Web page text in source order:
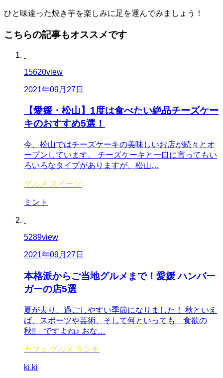
ひと味違った焼き芋を楽しみに足を運んでみましょう！
こちらの記事もオススメです
15620view
2021年09月27日
【愛媛・松山】1度は食べたい絶品チーズケー
キのおすすめ5選！
今、松山ではチーズケーキの美味しいお店が続々とオ
ープンしています。 チーズケーキと一口に言ってもい
ろいろなタイプがありますが、松山…
グルメ スイーツ
ミント
5289view
2021年09月27日
本格派からご当地グルメまで！愛媛 ハンバー
ガーの店5選
夏が去り、過ごしやすい季節になりました！ 秋といえ
ば、スポーツや芸術、そして何といっても「食欲の
秋!!」ですよね♪ おな…
カフェ グルメ ランチ
ki.ki